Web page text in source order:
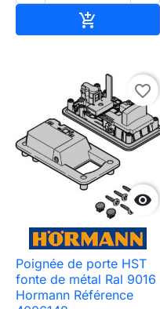


favorite_border
Poignée de porte HST
fonte de métal Ral 9016
Hormann Référence